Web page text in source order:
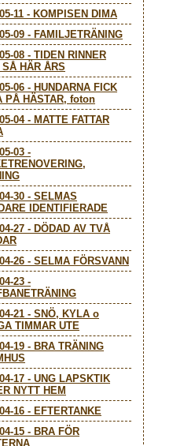
11 - KOMPISEN DIMA
09 - FAMILJETRÄNING
08 - TIDEN RINNER
SÅ HÄR ÅRS
06 - HUNDARNA FICK
PÅ HÄSTAR, foton
04- MATTE FATTAR
03 -
30 - SELMAS
IDENTIFIERADE
27 - DÖDAD AV TVÅ
26 - SELMA FÖRSVANN
23 -
21 - SNÖ, KYLA o
TIMMAR UTE
19 - BRA TRÄNING
17 - UNG LAPSKTIK
NYTT HEM
16 - EFTERTANKE
15 - BRA FÖR